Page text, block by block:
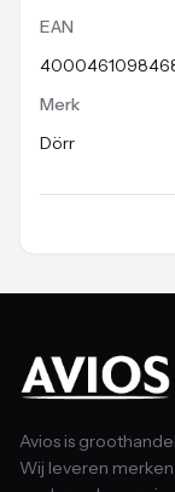
EAN
Merk
Dörr
Avios is
Wij leveren